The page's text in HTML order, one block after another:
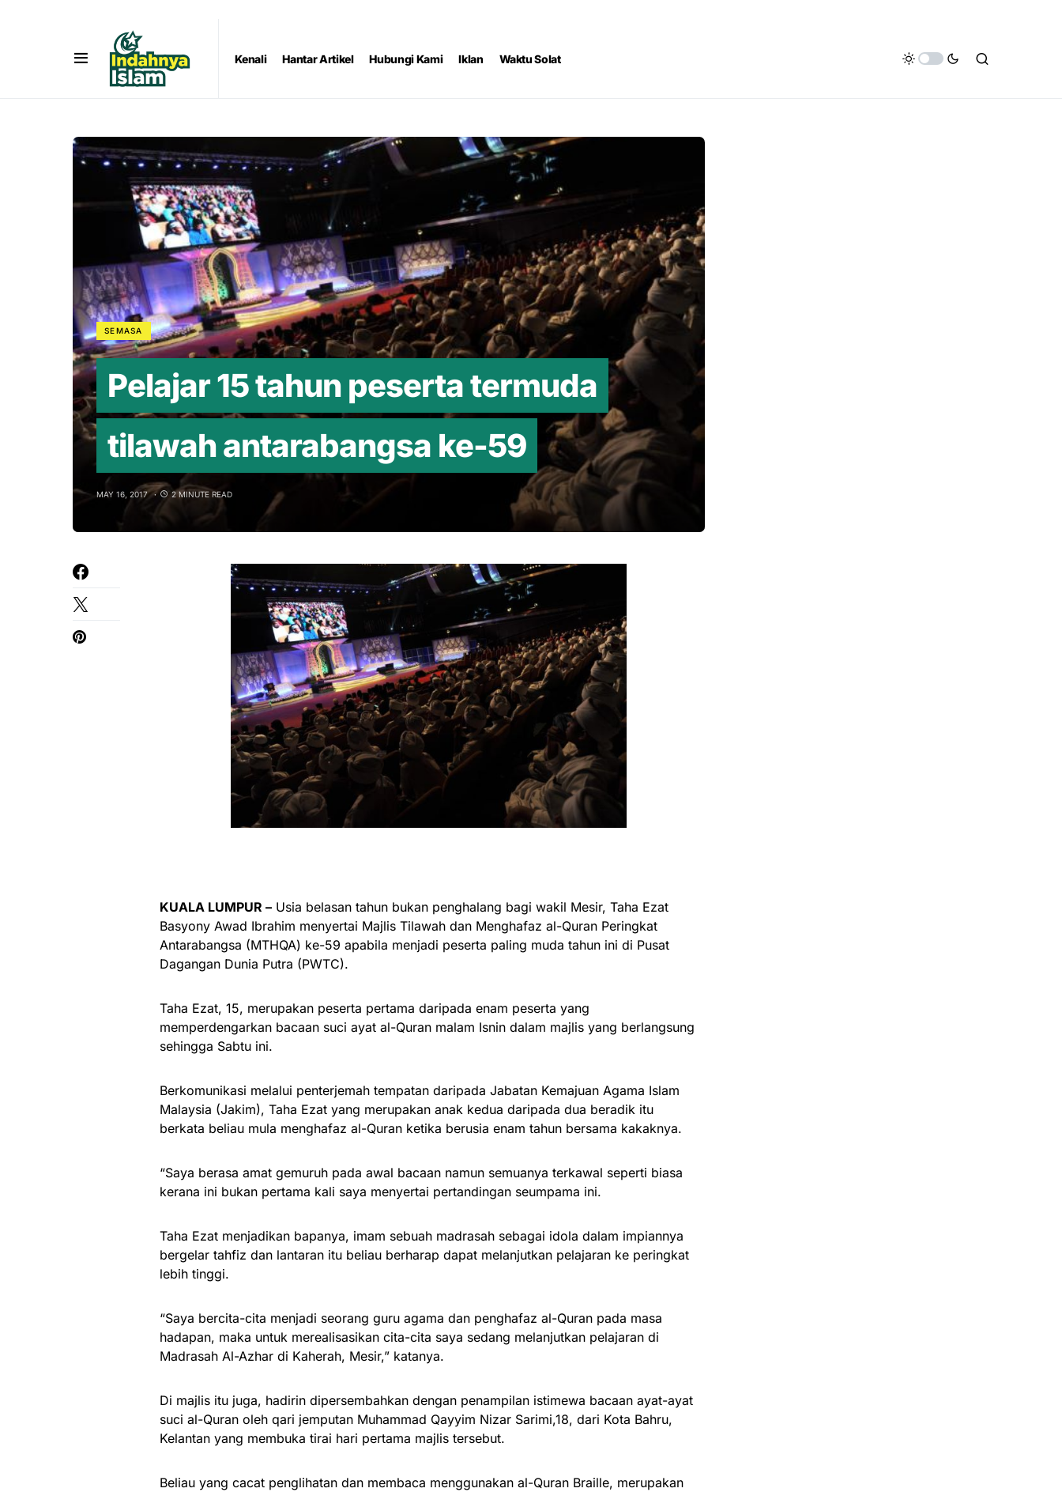
Kenali Hantar Artikel Hubungi Kami Iklan Waktu Solat
SEMASA
Pelajar 15 tahun peserta termuda
tilawah antarabangsa ke-59
MAY 16, 2017 2 MINUTE READ
KUALA LUMPUR – Usia belasan tahun bukan penghalang bagi wakil Mesir, Taha Ezat
Basyony Awad Ibrahim menyertai Majlis Tilawah dan Menghafaz al-Quran Peringkat
Antarabangsa (MTHQA) ke-59 apabila menjadi peserta paling muda tahun ini di Pusat
Dagangan Dunia Putra (PWTC).
Taha Ezat, 15, merupakan peserta pertama daripada enam peserta yang
memperdengarkan bacaan suci ayat al-Quran malam Isnin dalam majlis yang berlangsung
sehingga Sabtu ini.
Berkomunikasi melalui penterjemah tempatan daripada Jabatan Kemajuan Agama Islam
Malaysia (Jakim), Taha Ezat yang merupakan anak kedua daripada dua beradik itu
berkata beliau mula menghafaz al-Quran ketika berusia enam tahun bersama kakaknya.
“Saya berasa amat gemuruh pada awal bacaan namun semuanya terkawal seperti biasa
kerana ini bukan pertama kali saya menyertai pertandingan seumpama ini.
Taha Ezat menjadikan bapanya, imam sebuah madrasah sebagai idola dalam impiannya
bergelar tahfiz dan lantaran itu beliau berharap dapat melanjutkan pelajaran ke peringkat
lebih tinggi.
“Saya bercita-cita menjadi seorang guru agama dan penghafaz al-Quran pada masa
hadapan, maka untuk merealisasikan cita-cita saya sedang melanjutkan pelajaran di
Madrasah Al-Azhar di Kaherah, Mesir,” katanya.
Di majlis itu juga, hadirin dipersembahkan dengan penampilan istimewa bacaan ayat-ayat
suci al-Quran oleh qari jemputan Muhammad Qayyim Nizar Sarimi,18, dari Kota Bahru,
Kelantan yang membuka tirai hari pertama majlis tersebut.
Beliau yang cacat penglihatan dan membaca menggunakan al-Quran Braille, merupakan